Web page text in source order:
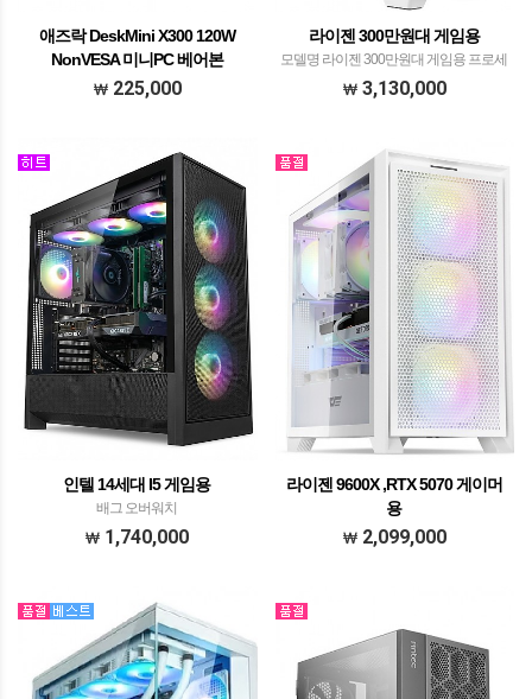
애즈락 DeskMini X300 120W
NonVESA 미니PC 베어본
225,000
라이젠 300만원대 게임용
모델명 라이젠 300만원대 게임용 프로세
서 AMD 라이젠 R7 7800X3D WITH 발키
LANCER BLADE …
3,130,000
인텔 14세대 I5 게임용
배그 오버워치
1,740,000
라이젠 9600X ,RTX 5070 게이머
용
모델명 AMD R5 9600X게이머용 피씨 프
러 화이트​ 메모리 SK하이닉스 DDR5
32GB PC5-44800…
2,099,000